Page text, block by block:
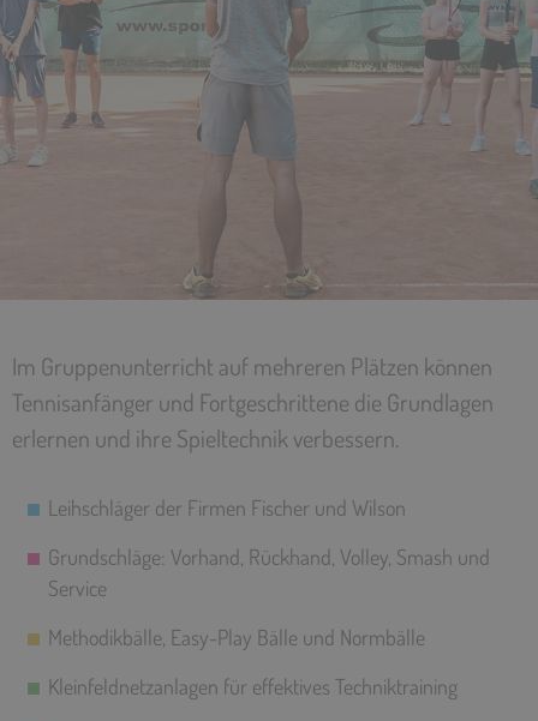
Im Gruppenunterricht auf mehreren Plätzen können
Tennisanfänger und Fortgeschrittene die Grundlagen
erlernen und ihre Spieltechnik verbessern.
Leihschläger der Firmen Fischer und Wilson
Grundschläge: Vorhand, Rückhand, Volley, Smash und
Service
Methodikbälle, Easy-Play Bälle und Normbälle
Kleinfeldnetzanlagen für effektives Techniktraining